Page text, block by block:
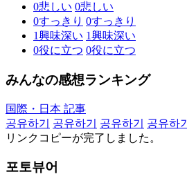
0悲しい 0悲しい
0すっきり 0すっきり
1興味深い 1興味深い
0役に立つ 0役に立つ
みんなの感想ランキング
国際・日本 記事
공유하기
공유하기 공유하기 공유하기
リンクコピーが完了しました。
포토뷰어